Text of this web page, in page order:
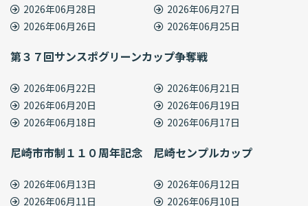
2026年06月28日
2026年06月27日
2026年06月26日
2026年06月25日
第３７回サンスポグリーンカップ争奪戦
2026年06月22日
2026年06月21日
2026年06月20日
2026年06月19日
2026年06月18日
2026年06月17日
尼崎市市制１１０周年記念 尼崎センプルカップ
2026年06月13日
2026年06月12日
2026年06月11日
2026年06月10日